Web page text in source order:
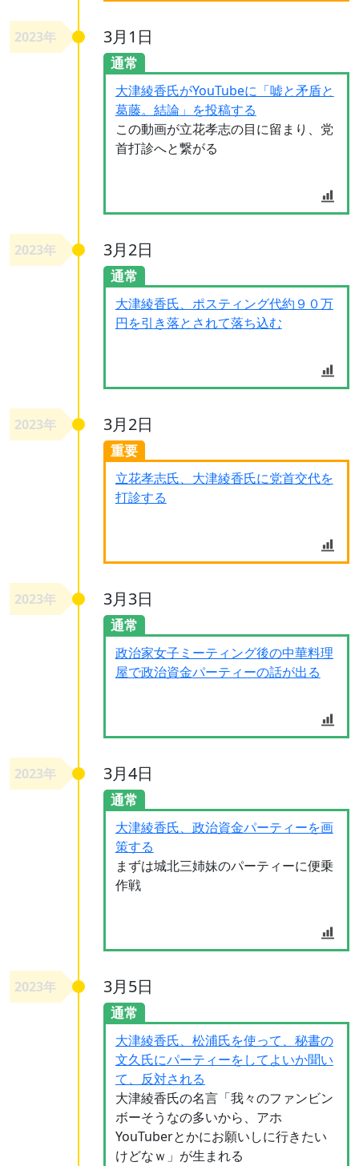
2023年 3月1日
通常
大津綾香氏がYouTubeに「嘘と矛盾と
葛藤。結論」を投稿する
この動画が立花孝志の目に留まり、党
首打診へと繋がる
2023年 3月2日
通常
大津綾香氏、ポスティング代約９０万
円を引き落とされて落ち込む
2023年 3月2日
重要
立花孝志氏、大津綾香氏に党首交代を
打診する
2023年 3月3日
通常
政治家女子ミーティング後の中華料理
屋で政治資金パーティーの話が出る
2023年 3月4日
通常
大津綾香氏、政治資金パーティーを画
策する
まずは城北三姉妹のパーティーに便乗
作戦
2023年 3月5日
通常
大津綾香氏、松浦氏を使って、秘書の
文久氏にパーティーをしてよいか聞い
て、反対される
大津綾香氏の名言「我々のファンビン
ボーそうなの多いから、アホ
YouTuberとかにお願いしに行きたい
けどなｗ」が生まれる